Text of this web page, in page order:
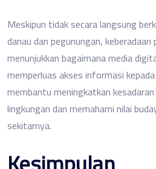
Meskipun tidak secara langsung
danau dan pegunungan,
menunjukkan bagaimana media
memperluas akses informasi
membantu meningkatkan
lingkungan dan memahami nilai
sekitarnya.